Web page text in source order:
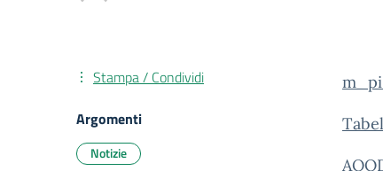
Stampa / Condividi
Argomenti
Notizie